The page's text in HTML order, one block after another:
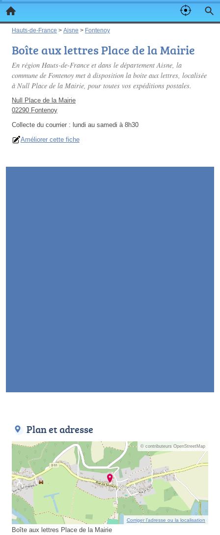
Hauts-de-France > Aisne > Fontenoy
Boîte aux lettres Place de la Mairie
En région Hauts-de-France et dans le département Aisne, la
commune de Fontenoy met à disposition la boite aux lettres, localisée
à Null Place de la Mairie, pour toutes vos expéditions postales.
Null Place de la Mairie
02290 Fontenoy
Collecte du courrier : lundi au samedi à 8h30
Améliorer cette fiche
Plan et adresse
© contributeurs OpenStreetMap
Corriger l’adresse ou la localisation
Boîte aux lettres Place de la Mairie